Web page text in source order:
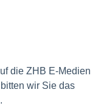
die ZHB E-Medien
wir Sie das